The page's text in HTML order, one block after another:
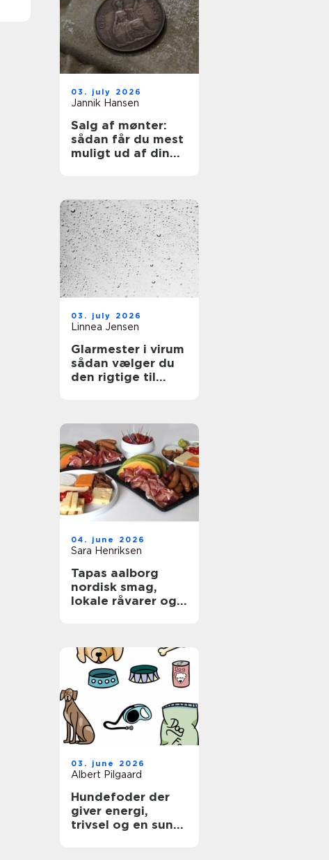
03. july 2026
Jannik Hansen
Salg af mønter:
sådan får du mest
muligt ud af din
03. july 2026
Linnea Jensen
Glarmester i virum
sådan vælger du
den rigtige til
04. june 2026
Sara Henriksen
Tapas aalborg
nordisk smag,
lokale råvarer og
03. june 2026
Albert Pilgaard
Hundefoder der
giver energi,
trivsel og en sund